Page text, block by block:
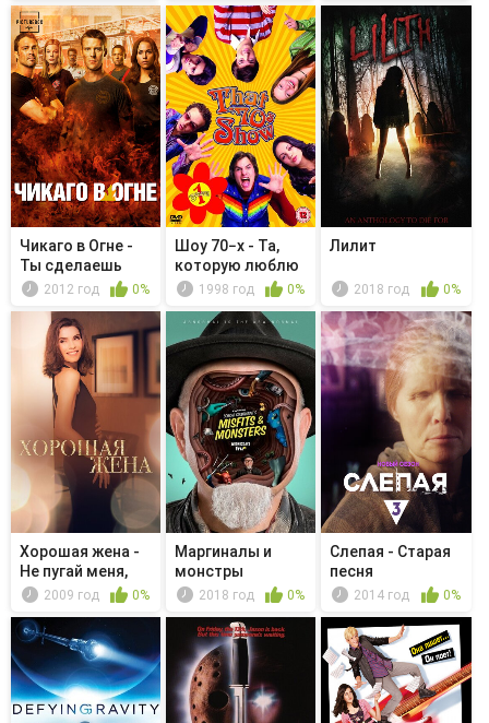
Чикаго в Огне -
Ты сделаешь
ему больно
2012 год 0%
Шоу 70−х - Та,
которую люблю
1998 год 0%
Лилит
2018 год 0%
Хорошая жена -
Не пугай меня,
бро2009 год 0%
Маргиналы и
монстры
Бобкэта
2018 год 0%
Слепая - Старая
песня
2014 год 0%